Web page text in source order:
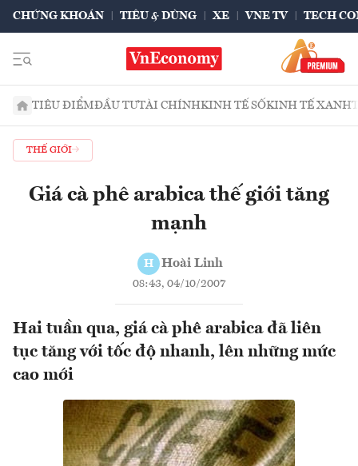
CHỨNG KHOÁN TIÊU & DÙNG XE VNE TV TECH
TIÊU ĐIỂMĐẦU TƯTÀI CHÍNHKINH TẾ SỐKINH TẾ XANH
THẾ GIỚI
Giá cà phê arabica thế giới tăng
mạnh
H Hoài Linh
08:43, 04/10/2007
Hai tuần qua, giá cà phê arabica đã liên
tục tăng với tốc độ nhanh, lên những mức
cao mới